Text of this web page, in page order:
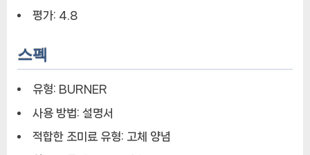
평가: 4.8
스펙
유형: BURNER
사용 방법: 설명서
적합한 조미료 유형: 고체 양념